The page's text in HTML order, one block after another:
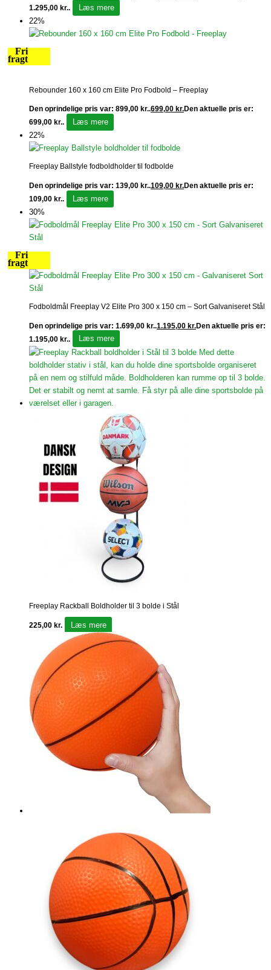
1.295,00 kr..
Læs mere
22%
Fri
fragt
Rebounder 160 x 160 cm Elite Pro Fodbold – Freeplay
Den oprindelige pris var: 899,00 kr..699,00 kr.Den aktuelle pris er:
699,00 kr..
Læs mere
22%
Freeplay Ballstyle fodboldholder til fodbolde
Den oprindelige pris var: 139,00 kr..109,00 kr.Den aktuelle pris er:
109,00 kr..
Læs mere
30%
Fri
fragt
Fodboldmål Freeplay V2 Elite Pro 300 x 150 cm – Sort Galvaniseret Stål
Den oprindelige pris var: 1.699,00 kr..1.195,00 kr.Den aktuelle pris er:
1.195,00 kr..
Læs mere
Freeplay Rackball Boldholder til 3 bolde i Stål
225,00 kr. Læs mere